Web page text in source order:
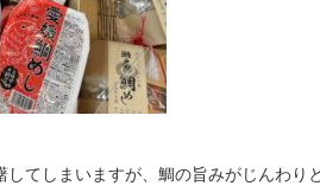
てしまいますが、鯛の旨みがじんわ